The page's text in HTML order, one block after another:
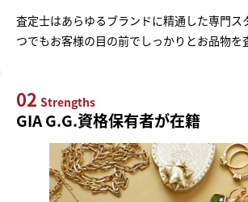
査定士はあらゆるブランドに精通した専門ス
つでもお客様の目の前でしっかりとお品物を
02 Strengths
GIA G.G.資格保有者が在籍